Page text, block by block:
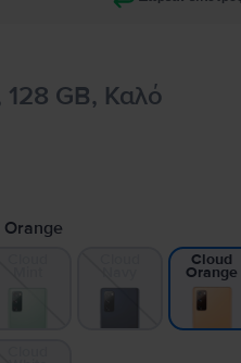
GB, Καλό
Orange
Cloud
Orange